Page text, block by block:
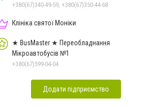
+380(67)340-49-59, +380(67)350-44-68
Клініка святої Моніки
★ BusMaster ★ Переобладнання
Мікроавтобусів №1
+380(67)599-04-04
Додати підприємство